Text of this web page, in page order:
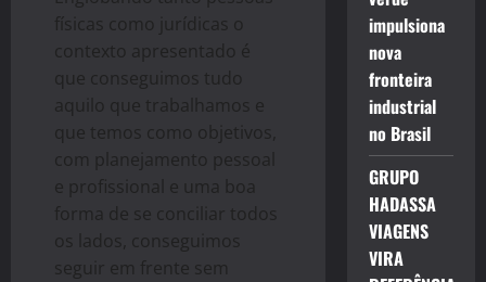
físicas como jurídicas o
contexto apresentado é
que conseguimos tudo
aquilo que trabalhamos e
que temos como objetivos,
com planejamento pessoal
e profissional e uma boa
forma de se conciliar todos
os lados, conseguimos
seguir em frente sem
impulsiona
nova
fronteira
industrial
no Brasil
GRUPO
HADASSA
VIAGENS
VIRA